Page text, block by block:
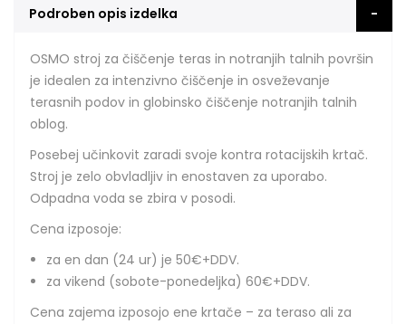
Podroben opis izdelka
OSMO stroj za čiščenje teras in notranjih talnih površin
je idealen za intenzivno čiščenje in osveževanje
terasnih podov in globinsko čiščenje notranjih talnih
oblog.
Posebej učinkovit zaradi svoje kontra rotacijskih krtač.
Stroj je zelo obvladljiv in enostaven za uporabo.
Odpadna voda se zbira v posodi.
Cena izposoje:
za en dan (24 ur) je 50€+DDV.
za vikend (sobote-ponedeljka) 60€+DDV.
Cena zajema izposojo ene krtače – za teraso ali za